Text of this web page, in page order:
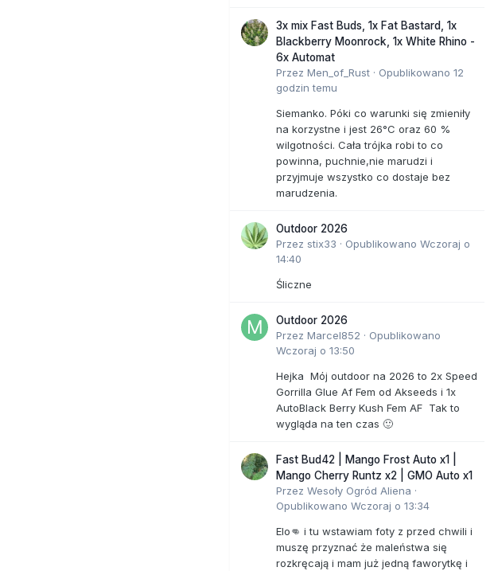
3x mix Fast Buds, 1x Fat Bastard, 1x
Blackberry Moonrock, 1x White Rhino -
6x Automat
Przez Men_of_Rust · Opublikowano 12
godzin temu
Siemanko. Póki co warunki się zmieniły
na korzystne i jest 26°C oraz 60 %
wilgotności. Cała trójka robi to co
powinna, puchnie,nie marudzi i
przyjmuje wszystko co dostaje bez
marudzenia.
Outdoor 2026
Przez stix33 · Opublikowano Wczoraj o
14:40
Śliczne
Outdoor 2026
Przez Marcel852 · Opublikowano
Wczoraj o 13:50
Hejka Mój outdoor na 2026 to 2x Speed
Gorrilla Glue Af Fem od Akseeds i 1x
AutoBlack Berry Kush Fem AF Tak to
wygląda na ten czas 🙂
Fast Bud42 | Mango Frost Auto x1 |
Mango Cherry Runtz x2 | GMO Auto x1
Przez Wesoły Ogród Aliena ·
Opublikowano Wczoraj o 13:34
Elo👊 i tu wstawiam foty z przed chwili i
muszę przyznać że maleństwa się
rozkręcają i mam już jedną faworytkę i